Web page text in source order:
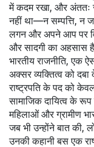
में कदम रखा, और अंततः
नहीं था—न सम्पत्ति, न
लगन और अपने आप पर
और सादगी का अहसास
भारतीय राजनीति,एक
अक्सर व्यक्तित्व को दबा
राष्ट्रपति के पद को
सामाजिक दायित्व के
महिलाओं और ग्रामीण
जब भी उन्होंने बात की,
उनकी कहानी बस एक